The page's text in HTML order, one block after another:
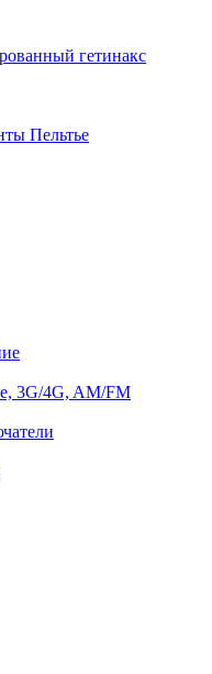
гетинакс
Пельтье
3G/4G, AM/FM